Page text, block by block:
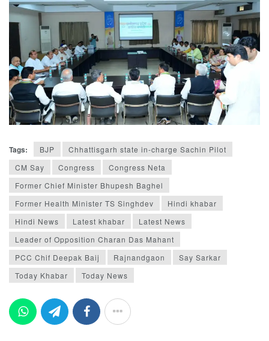
Tags: BJP
Chhattisgarh state in-charge Sachin Pilot
CM Say
Congress
Congress Neta
Former Chief Minister Bhupesh Baghel
Former Health Minister TS Singhdev
Hindi khabar
Hindi News
Latest khabar
Latest News
Leader of Opposition Charan Das Mahant
PCC Chif Deepak Baij
Rajnandgaon
Say Sarkar
Today Khabar
Today News